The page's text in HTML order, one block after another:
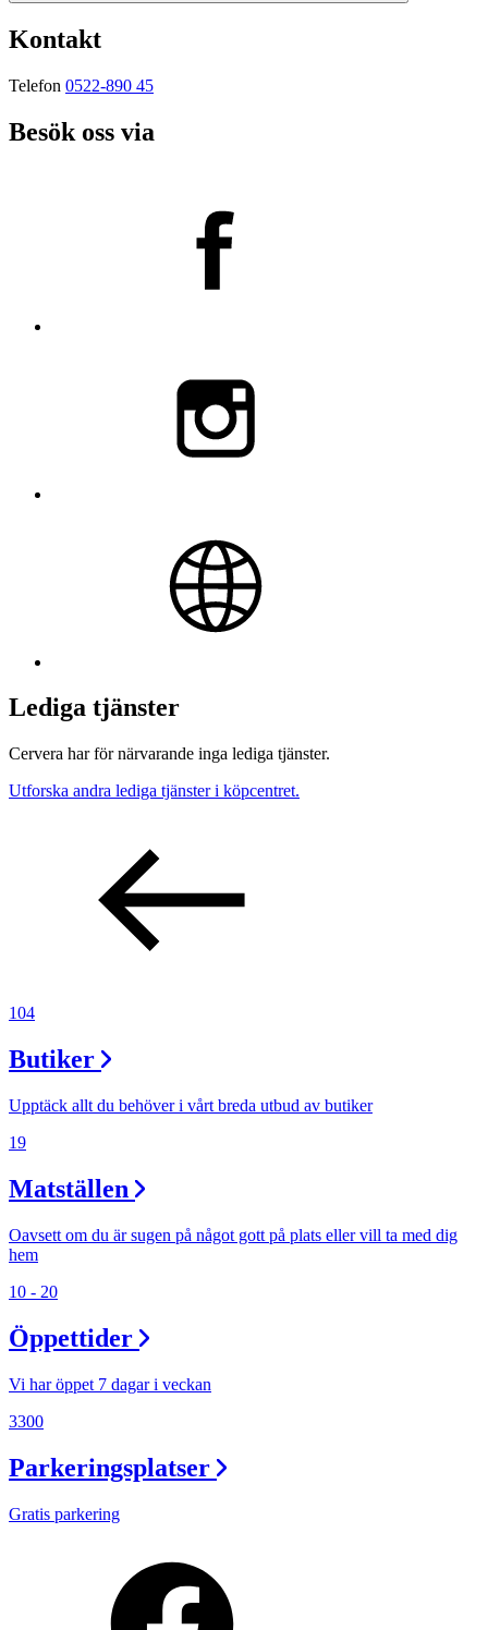
Kontakt
Telefon 0522-890 45
Besök oss via
Lediga tjänster
Cervera har för närvarande inga lediga tjänster.
Utforska andra lediga tjänster i köpcentret.
104
Butiker
Upptäck allt du behöver i vårt breda utbud av butiker
19
Matställen
Oavsett om du är sugen på något gott på plats eller vill ta med dig
hem
10 - 20
Öppettider
Vi har öppet 7 dagar i veckan
3300
Parkeringsplatser
Gratis parkering